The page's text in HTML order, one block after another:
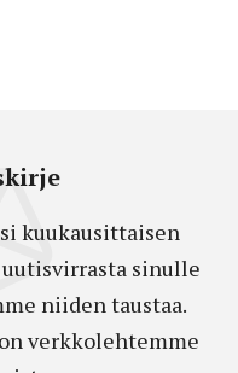
kuukausittaisen
sinulle
niiden taustaa.
verkkolehtemme